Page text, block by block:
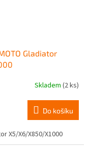
Gladiator
Skladem (2 ks)
Do košíku
X5/X6/X850/X1000